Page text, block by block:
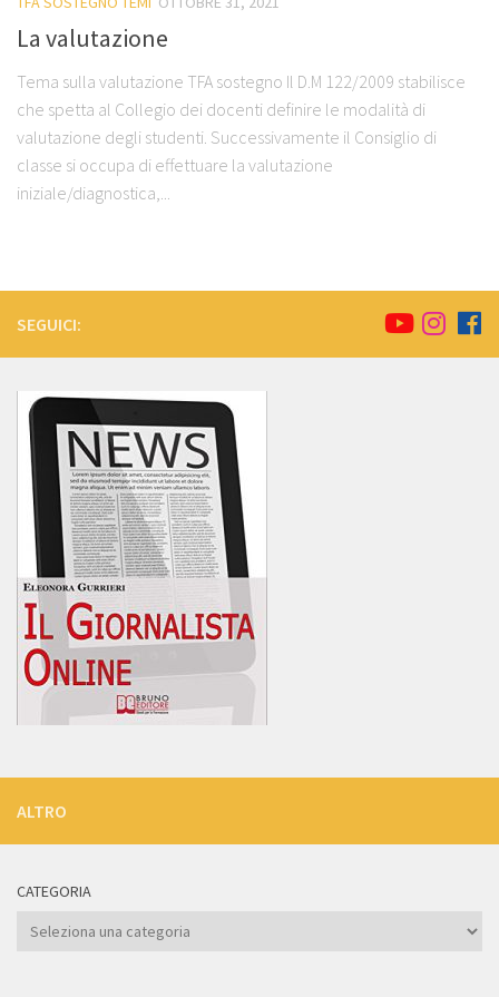
La valutazione
Tema sulla valutazione TFA sostegno Il D.M 122/2009 stabilisce
che spetta al Collegio dei docenti definire le modalità di
valutazione degli studenti. Successivamente il Consiglio di
classe si occupa di effettuare la valutazione
iniziale/diagnostica,...
SEGUICI:
ALTRO
CATEGORIA
Categoria